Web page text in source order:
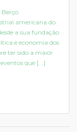
americana do
a sua fundação
e economia dos
ter sido a maior
que [...]